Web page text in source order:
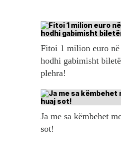
Fitoi 1 milion euro
hodhi gabimisht
plehra!
Ja me sa këmbehet
sot!